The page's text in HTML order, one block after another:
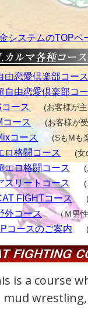
システムのTOPペ
由恋愛倶楽部コース
自由恋愛倶楽部コ
ース (お客様が
コース (お客様が
コース (SもMも
ロ格闘コース (女
エロ格闘コース
スリートコース
FIGHTコース
外コース （Ｍ男
コースのご案内
is a course
mud